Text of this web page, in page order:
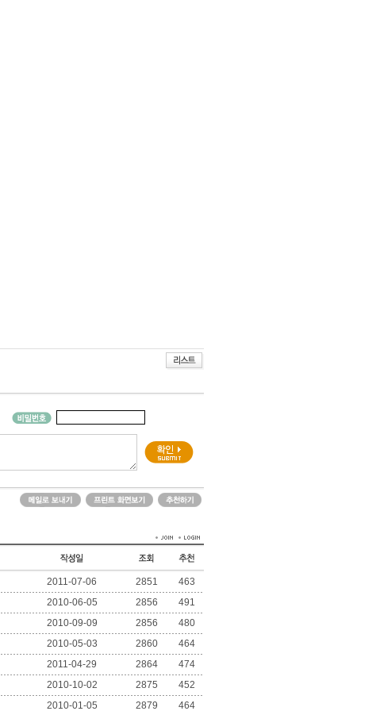
2011-07-06 2851
463
2010-06-05 2856
491
2010-09-09 2856
480
2010-05-03 2860
464
2011-04-29 2864
474
2010-10-02 2875
452
2010-01-05 2879 464